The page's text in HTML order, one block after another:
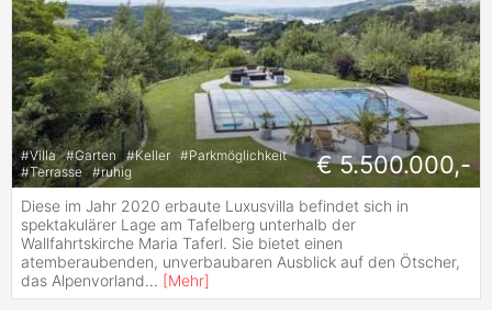
#Villa #Garten #Keller #Parkmöglichkeit
#Terrasse #ruhig € 5.500.000,-
Diese im Jahr 2020 erbaute Luxusvilla befindet sich in
spektakulärer Lage am Tafelberg unterhalb der
Wallfahrtskirche Maria Taferl. Sie bietet einen
atemberaubenden, unverbaubaren Ausblick auf den Ötscher,
das Alpenvorland... [Mehr]